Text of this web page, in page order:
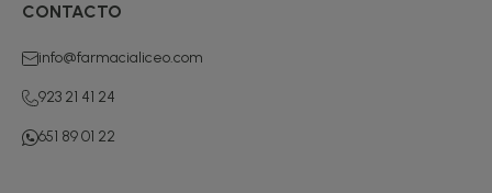
CONTACTO
info@farmacialiceo.com
923 21 41 24
651 89 01 22